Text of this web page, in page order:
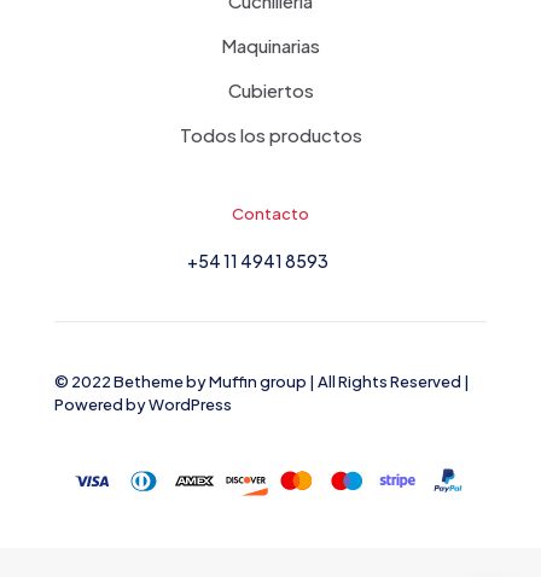
Maquinarias
Cubiertos
Todos los productos
Contacto
+54 11 4941 8593
© 2022 Betheme byMuffin group | All Rights Reserved |
Powered byWordPress